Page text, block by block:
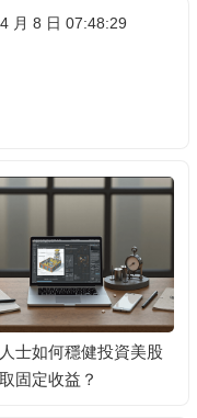
月 8 日 07:48:29
士如何穩健投資美股
固定收益？